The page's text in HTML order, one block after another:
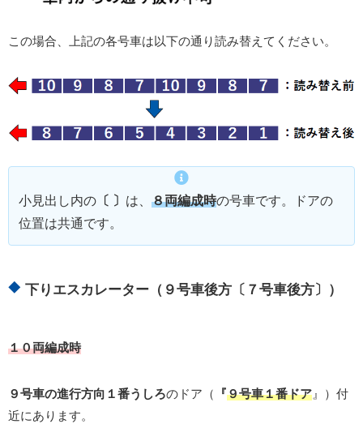
この場合、上記の各号車は以下の通り読み替えてください。
小見出し内の 〔 〕 は、 ８両編成時の号車です。ドアの
位置は共通です。
下りエスカレーター（９号車後方〔７号車後方〕）
１０両編成時
９号車の進行方向１番うしろのドア（ 『９号車１番ドア 』）付
近にあります。